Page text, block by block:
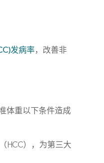
发病率，改善非
体重以下条件造成
HCC），为第三大